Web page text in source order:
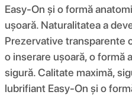
Easy-On și o formă
ușoară. Naturalitatea a
Prezervative transparente
o inserare ușoară, o formă
sigură. Calitate maximă,
lubrifiant Easy-On și o